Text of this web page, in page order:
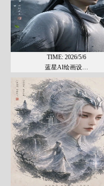
TIME: 2026/5/6
蓝星AI绘画设…